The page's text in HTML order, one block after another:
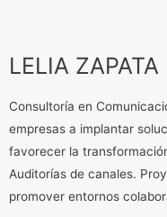
LELIA ZAPATA
Consultoría en
empresas a implantar
favorecer la
Auditorías de canales.
promover entornos